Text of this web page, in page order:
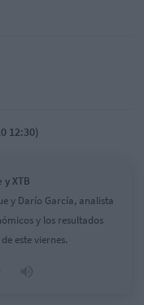
12:30)
XTB
y Darío García, analista
y los resultados
este viernes.